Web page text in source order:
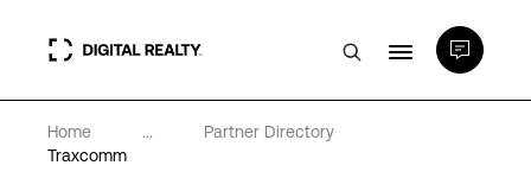
데이터 센터
Home ...
Partner Directory
Traxcomm